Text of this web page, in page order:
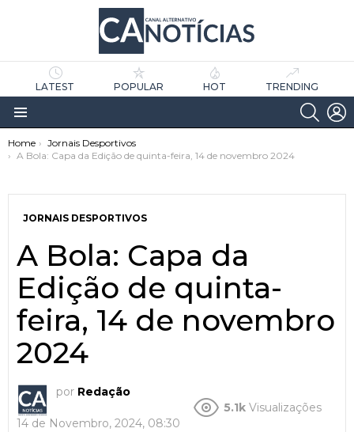
LATEST POPULAR HOT TRENDING
Menu
You are here:
Home
Jornais Desportivos
A Bola: Capa da Edição de quinta-feira, 14 de novembro 2024
JORNAIS DESPORTIVOS
A Bola: Capa da
Edição de quinta-
feira, 14 de novembro
2024
por Redação
14 de Novembro, 2024, 08:30
5.1k Visualizações